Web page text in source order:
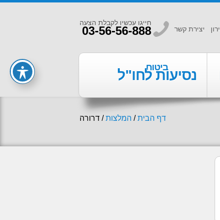
יצירת קשר b חייגו עכשיו לקבלת הצעה
03-56-56-888
ביטוח
נסיעות לחו"ל
דף הבית/ המלצות/ דרורה